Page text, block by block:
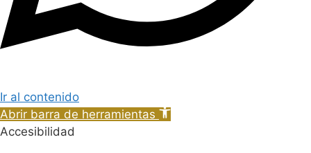
Ir al contenido
Abrir barra de herramientas
Accesibilidad